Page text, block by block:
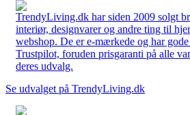
TrendyLiving.dk har siden 2009 solgt
interiør, designvarer og andre ting til
webshop. De er e-mærkede og har gode
Trustpilot, foruden prisgaranti på alle
deres udvalg.
Se udvalget på TrendyLiving.dk